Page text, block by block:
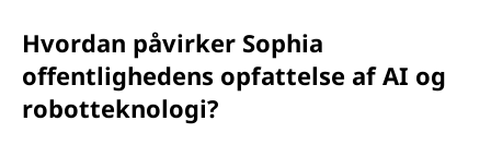
Hvordan påvirker Sophia
offentlighedens opfattelse af AI og
robotteknologi?